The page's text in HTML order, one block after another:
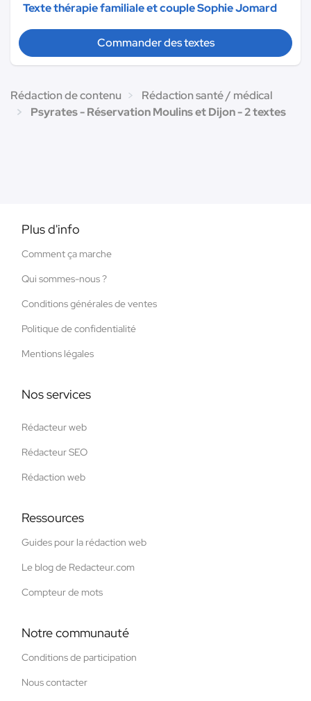
Texte thérapie familiale et couple Sophie Jomard
Commander des textes
Rédaction de contenu
Rédaction santé / médical
Psyrates - Réservation Moulins et Dijon - 2 textes
Plus d'info
Comment ça marche
Qui sommes-nous ?
Conditions générales de ventes
Politique de confidentialité
Mentions légales
Nos services
Rédacteur web
Rédacteur SEO
Rédaction web
Ressources
Guides pour la rédaction web
Le blog de Redacteur.com
Compteur de mots
Notre communauté
Conditions de participation
Nous contacter